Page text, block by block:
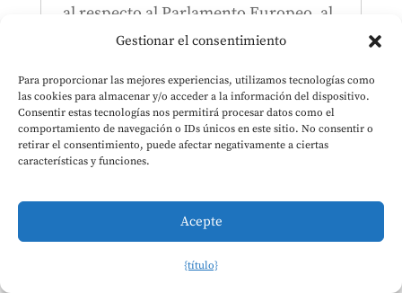
Gestionar el consentimiento
Para proporcionar las mejores experiencias, utilizamos tecnologías como
las cookies para almacenar y/o acceder a la información del dispositivo.
Consentir estas tecnologías nos permitirá procesar datos como el
comportamiento de navegación o IDs únicos en este sitio. No consentir o
retirar el consentimiento, puede afectar negativamente a ciertas
características y funciones.
Acepte
{título}
al respecto al Parlamento Europeo, al
Consejo y al Comité Económico y
Contenido relacionado con la Ley de IA
Artículo 112, apartado 13
Este calendario se actualizará con las nuevas
fechas clave que anuncien los organismos